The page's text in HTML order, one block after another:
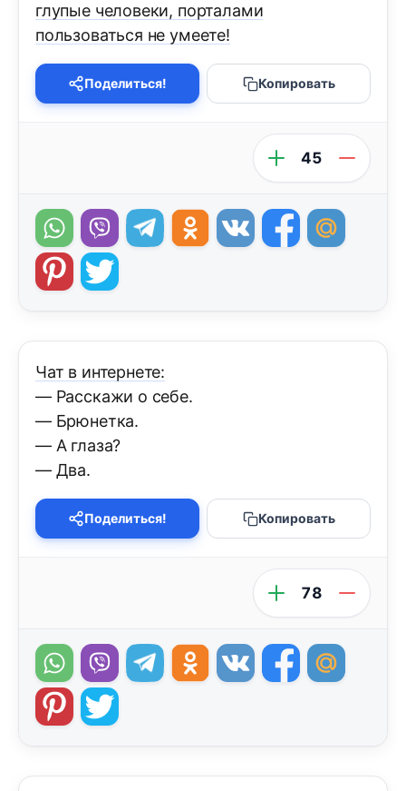
глупые человеки, порталами
пользоваться не умеете!
Поделиться! Копировать
45
Чат в интернете:
— Расскажи о себе.
— Брюнетка.
— А глаза?
— Два.
Поделиться! Копировать
78